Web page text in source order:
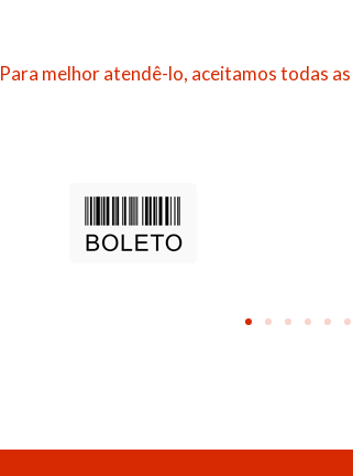
Para melhor atendê-lo, aceitamos todas